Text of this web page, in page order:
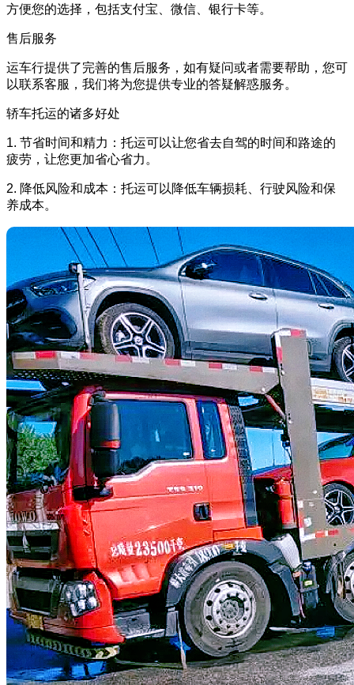
方便您的选择，包括支付宝、微信、银行卡等。
售后服务
运车行提供了完善的售后服务，如有疑问或者需要帮助，您可
以联系客服，我们将为您提供专业的答疑解惑服务。
轿车托运的诸多好处
1. 节省时间和精力：托运可以让您省去自驾的时间和路途的
疲劳，让您更加省心省力。
2. 降低风险和成本：托运可以降低车辆损耗、行驶风险和保
养成本。